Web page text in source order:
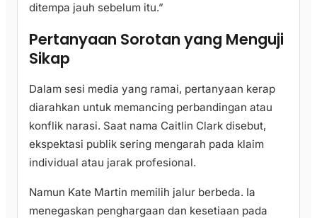
ditempa jauh sebelum itu.”
Pertanyaan Sorotan yang Menguji
Sikap
Dalam sesi media yang ramai, pertanyaan kerap
diarahkan untuk memancing perbandingan atau
konflik narasi. Saat nama Caitlin Clark disebut,
ekspektasi publik sering mengarah pada klaim
individual atau jarak profesional.
Namun Kate Martin memilih jalur berbeda. Ia
menegaskan penghargaan dan kesetiaan pada